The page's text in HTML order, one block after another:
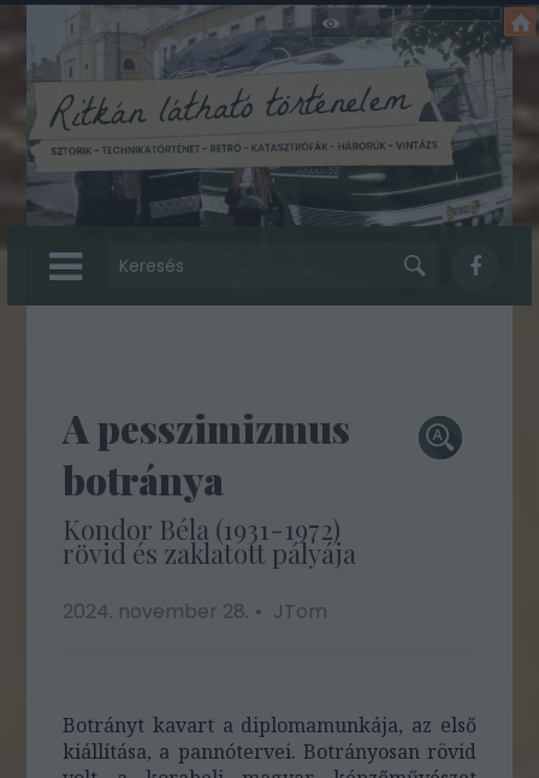
A pesszimizmus
botránya
Kondor Béla (1931-1972)
rövid és zaklatott pályája
2024. november 28. JTom
Botrányt kavart a diplomamunkája, az első
kiállítása, a pannótervei. Botrányosan rövid